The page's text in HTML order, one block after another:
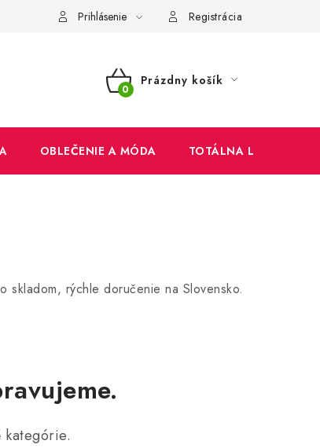
Ochrana osobných údajov Reklamačný poriadok
Prihlásenie Registrácia
NÁKUPNÝ
Prázdny košík
OBLEČENIE A MÓDA TOTÁLNA LIKVIDÁCIA
rýchle doručenie na Slovensko.
kategórie.